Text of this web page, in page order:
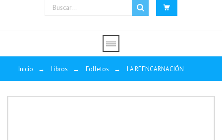
Inicio → Libros → Folletos → LA REENCARNACIÓN